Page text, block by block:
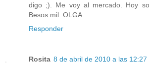
digo ;). Me voy al mercado. Hoy
Besos mil. OLGA.
Responder
Rosita 8 de abril de 2010 a las 12:27